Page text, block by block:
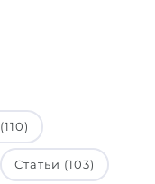
Статьи (103)